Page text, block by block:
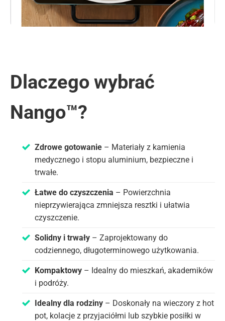
Dlaczego wybrać
Nango™?
Zdrowe gotowanie – Materiały z kamienia
medycznego i stopu aluminium, bezpieczne i
trwałe.
Łatwe do czyszczenia – Powierzchnia
nieprzywierająca zmniejsza resztki i ułatwia
czyszczenie.
Solidny i trwały – Zaprojektowany do
codziennego, długoterminowego użytkowania.
Kompaktowy – Idealny do mieszkań, akademików
i podróży.
Idealny dla rodziny – Doskonały na wieczory z hot
pot, kolacje z przyjaciółmi lub szybkie posiłki w